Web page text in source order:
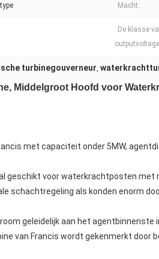
Macht:
De klasse
turbinegouverneur,
Middelgroot Hoofd voor
met capaciteit onder 5MW,
geschikt voor waterkrachtposten met
schachtregeling als konden enorm
geleidelijk aan het agentbinnenste
van Francis wordt gekenmerkt door